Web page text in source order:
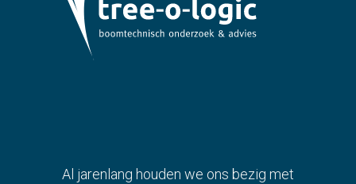
Al jarenlang houden we ons bezig met